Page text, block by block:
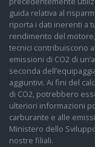
guida relativa al
riporta i dati inerenti a
rendimento del
tecnici contribuiscono
emissioni di CO2 di
seconda
aggiuntivi. Ai fini del
di CO2, potrebbero
ulteriori informazioni
carburante e alle
Ministero dello
nostre filiali.